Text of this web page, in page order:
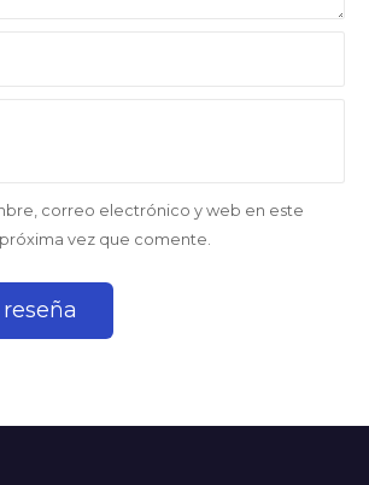
correo electrónico y web en este
vez que comente.